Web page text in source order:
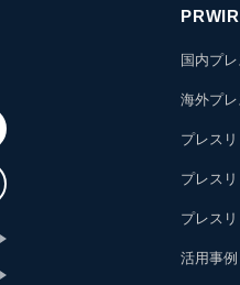
国内プ
海外プ
プレス
プレス
プレス
活用事例